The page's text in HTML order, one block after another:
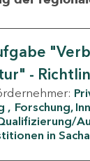
-
Forschung,
in